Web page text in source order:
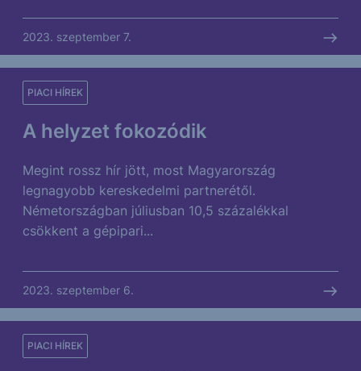
2023. szeptember 7.
A helyzet fokozódik
PIACI HÍREK
Megint rossz hír jött, most Magyarország
legnagyobb kereskedelmi partnerétől.
Németországban júliusban 10,5 százalékkal
csökkent a gépipari...
2023. szeptember 6.
PIACI HÍREK